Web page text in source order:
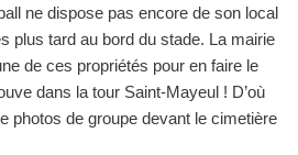
ne dispose pas encore de son local
plus tard au bord du stade. La mairie
de ces propriétés pour en faire le
dans la tour Saint-Mayeul ! D’où
photos de groupe devant le cimetière